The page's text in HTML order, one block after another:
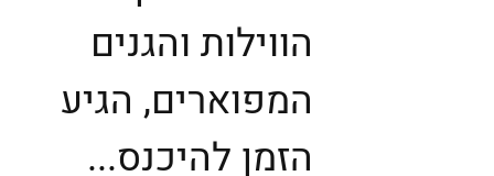
הווילות והגנים
המפוארים, הגיע
הזמן להיכנס...